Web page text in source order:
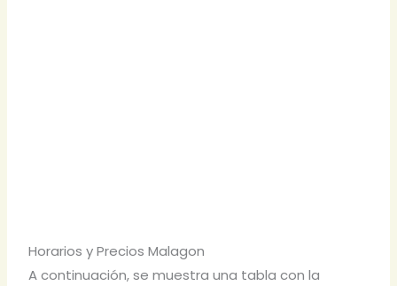
Horarios y Precios Malagon
A continuación, se muestra una tabla con la